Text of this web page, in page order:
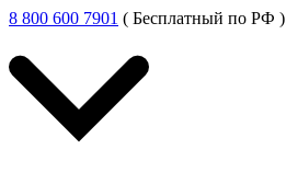
8 800 600 7901 ( Бесплатный по РФ )